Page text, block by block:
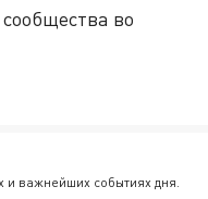
во
и важнейших событиях дня.